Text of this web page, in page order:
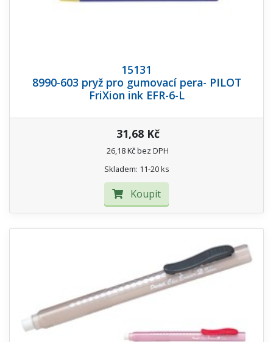
15131
8990-603 pryž pro gumovací pera- PILOT
FriXion ink EFR-6-L
31,68 Kč
26,18 Kč bez DPH
Skladem: 11-20 ks
Koupit